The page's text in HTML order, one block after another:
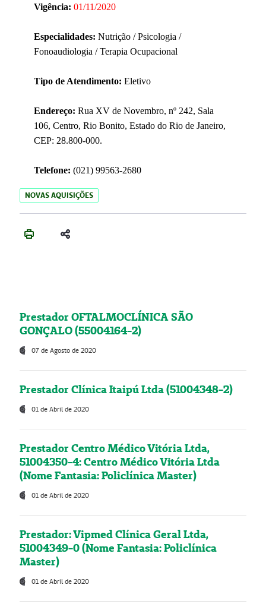
Vigência: 01/11/2020
Especialidades: Nutrição / Psicologia /
Fonoaudiologia / Terapia Ocupacional
Tipo de Atendimento: Eletivo
Endereço: Rua XV de Novembro, nº 242, Sala
106, Centro, Rio Bonito, Estado do Rio de Janeiro,
CEP: 28.800-000.
Telefone: (021) 99563-2680
NOVAS AQUISIÇÕES
Prestador OFTALMOCLÍNICA SÃO
GONÇALO (55004164-2)
07 de Agosto de 2020
Prestador Clínica Itaipú Ltda (51004348-2)
01 de Abril de 2020
Prestador Centro Médico Vitória Ltda,
51004350-4: Centro Médico Vitória Ltda
(Nome Fantasia: Policlínica Master)
01 de Abril de 2020
Prestador: Vipmed Clínica Geral Ltda,
51004349-0 (Nome Fantasia: Policlínica
Master)
01 de Abril de 2020